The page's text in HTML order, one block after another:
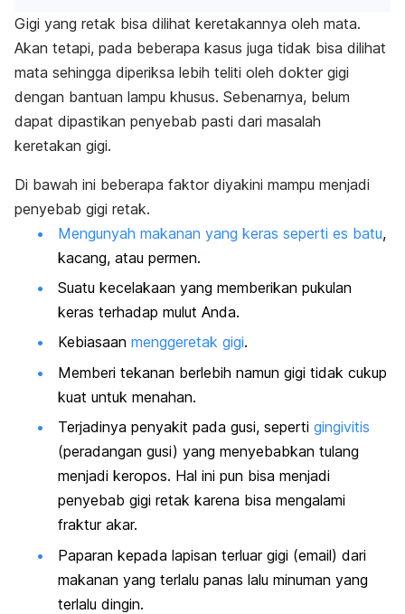
Gigi yang retak bisa dilihat keretakannya oleh mata.
Akan tetapi, pada beberapa kasus juga tidak bisa dilihat
mata sehingga diperiksa lebih teliti oleh dokter gigi
dengan bantuan lampu khusus. Sebenarnya, belum
dapat dipastikan penyebab pasti dari masalah
keretakan gigi.
Di bawah ini beberapa faktor diyakini mampu menjadi
penyebab gigi retak.
Mengunyah makanan yang keras seperti es batu,
kacang, atau permen.
Suatu kecelakaan yang memberikan pukulan
keras terhadap mulut Anda.
Kebiasaan menggeretak gigi.
Memberi tekanan berlebih namun gigi tidak cukup
kuat untuk menahan.
Terjadinya penyakit pada gusi, seperti gingivitis
(peradangan gusi) yang menyebabkan tulang
menjadi keropos. Hal ini pun bisa menjadi
penyebab gigi retak karena bisa mengalami
fraktur akar.
Paparan kepada lapisan terluar gigi (email) dari
makanan yang terlalu panas lalu minuman yang
terlalu dingin.